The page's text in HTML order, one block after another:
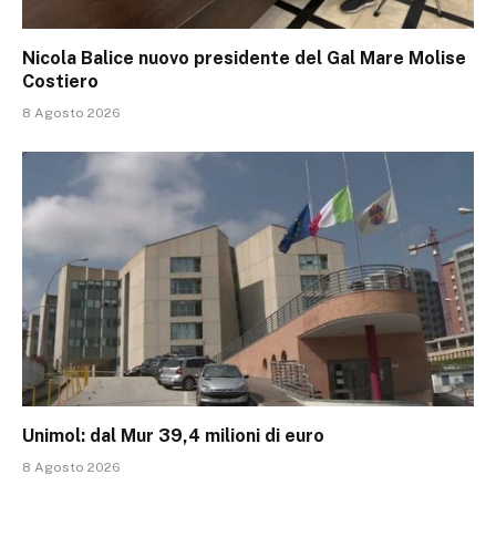
Nicola Balice nuovo presidente del Gal Mare Molise
Costiero
8 Agosto 2026
Unimol: dal Mur 39,4 milioni di euro
8 Agosto 2026